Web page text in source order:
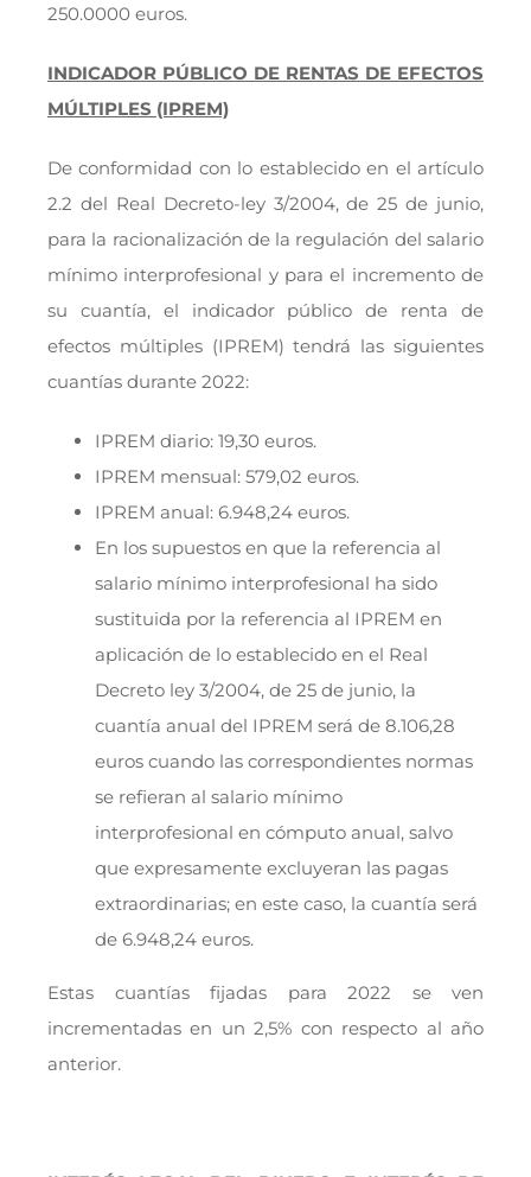
250.0000 euros.
INDICADOR PÚBLICO DE RENTAS DE EFECTOS
MÚLTIPLES (IPREM)
De conformidad con lo establecido en el artículo
2.2 del Real Decreto-ley 3/2004, de 25 de junio,
para la racionalización de la regulación del salario
mínimo interprofesional y para el incremento de
su cuantía, el indicador público de renta de
efectos múltiples (IPREM) tendrá las siguientes
cuantías durante 2022:
IPREM diario: 19,30 euros.
IPREM mensual: 579,02 euros.
IPREM anual: 6.948,24 euros.
En los supuestos en que la referencia al
salario mínimo interprofesional ha sido
sustituida por la referencia al IPREM en
aplicación de lo establecido en el Real
Decreto ley 3/2004, de 25 de junio, la
cuantía anual del IPREM será de 8.106,28
euros cuando las correspondientes normas
se refieran al salario mínimo
interprofesional en cómputo anual, salvo
que expresamente excluyeran las pagas
extraordinarias; en este caso, la cuantía será
de 6.948,24 euros.
Estas cuantías fijadas para 2022 se ven
incrementadas en un 2,5% con respecto al año
anterior.